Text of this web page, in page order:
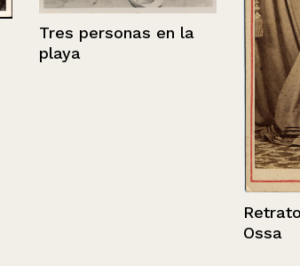
Tres personas en la
playa
Retrato
Ossa